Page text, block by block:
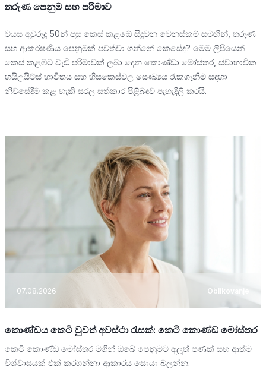
තරුණ පෙනුම සහ පරිමාව
වයස අවුරුදු 50න් පසු කෙස් කළඹේ සිදුවන වෙනස්කම් සමඟින්, තරුණ
සහ ආකර්ෂණීය පෙනුමක් පවත්වා ගන්නේ කෙසේද? මෙම ලිපියෙන්
කෙස් කළඹට වැඩි පරිමාවක් ලබා දෙන කොණ්ඩා මෝස්තර, ස්වාභාවික
හයිලයිට්ස් භාවිතය සහ හිසකෙස්වල සෞඛ්‍යය රැකගැනීම සඳහා
නිවසේදීම කළ හැකි සරල සත්කාර පිළිබඳව පැහැදිලි කරයි.
07.08.2026 Oblikovanje
කොණ්ඩය කෙටි වුවත් අවස්ථා රැසක්: කෙටි කොණ්ඩ මෝස්තර
කෙටි කොණ්ඩ මෝස්තර මගින් ඔබේ පෙනුමට අලුත් පණක් සහ ආත්ම
විශ්වාසයක් එක් කරගන්නා ආකාරය සොයා බලන්න.